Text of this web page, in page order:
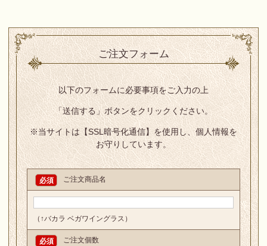
ご注文フォーム
以下のフォームに必要事項をご入力の上
「送信する」ボタンをクリックください。
※当サイトは【SSL暗号化通信】を使用し、個人情報を
お守りしています。
ご注文商品名
必須
（↑バカラ ベガワイングラス）
ご注文個数
必須